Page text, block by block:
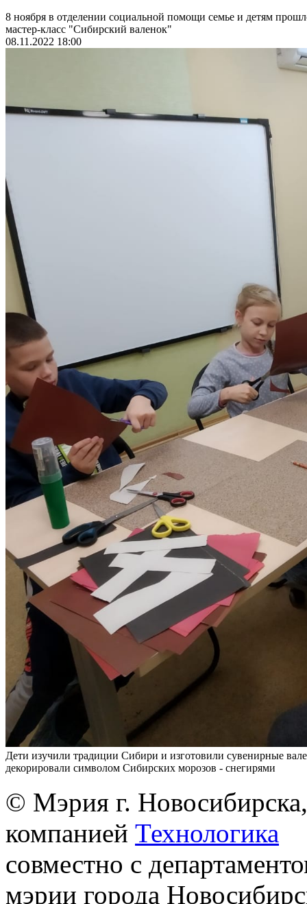
8 ноября в отделении социальной помощи семье и детям
мастер-класс "Сибирский валенок"
08.11.2022 18:00
Дети изучили традиции Сибири и изготовили сувенирные
декорировали символом Сибирских морозов - снегирями
© Мэрия г.
компанией Технологика
совместно с
мэрии города